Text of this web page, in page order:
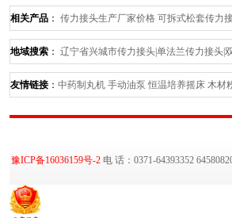
相关产品 ： 传力接头生产厂家价格 可拆式松套传力
法兰传力接头 单法兰传力接头产品使用范围 传力接
地域搜索 ： 辽宁省兴城市传力接头|单法兰传力接头|
力接头 辽宁省南票区传力接头|单法兰传力接头|双法
头 辽宁省葫芦岛市传力接头|单法兰传力接头|双法兰
重庆市合川市可拆式双法兰
力接头|传力接头
友情链接： 中药制丸机 手动油泵 恒温培养摇床 木材
豫ICP备16036159号-2 电 话：0371-64393352